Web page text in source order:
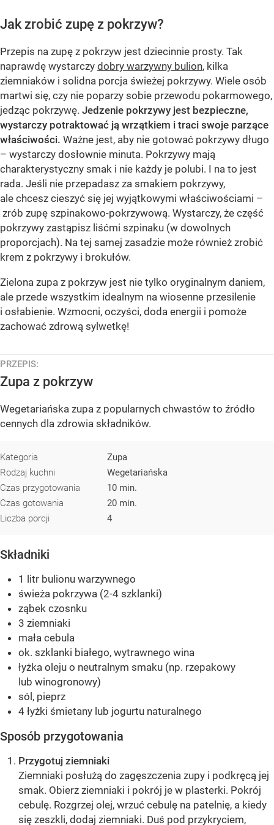
Jak zrobić zupę z pokrzyw?
Przepis na zupę z pokrzyw jest dziecinnie prosty. Tak
naprawdę wystarczy dobry warzywny bulion, kilka
ziemniaków i solidna porcja świeżej pokrzywy. Wiele osób
martwi się, czy nie poparzy sobie przewodu pokarmowego,
jedząc pokrzywę. Jedzenie pokrzywy jest bezpieczne,
wystarczy potraktować ją wrzątkiem i traci swoje parzące
właściwości. Ważne jest, aby nie gotować pokrzywy długo
– wystarczy dosłownie minuta. Pokrzywy mają
charakterystyczny smak i nie każdy je polubi. I na to jest
rada. Jeśli nie przepadasz za smakiem pokrzywy,
ale chcesz cieszyć się jej wyjątkowymi właściwościami –
zrób zupę szpinakowo-pokrzywową. Wystarczy, że część
pokrzywy zastąpisz liśćmi szpinaku (w dowolnych
proporcjach). Na tej samej zasadzie może również zrobić
krem z pokrzywy i brokułów.
Zielona zupa z pokrzyw jest nie tylko oryginalnym daniem,
ale przede wszystkim idealnym na wiosenne przesilenie
i osłabienie. Wzmocni, oczyści, doda energii i pomoże
zachować zdrową sylwetkę!
PRZEPIS:
Zupa z pokrzyw
Wegetariańska zupa z popularnych chwastów to źródło
cennych dla zdrowia składników.
Kategoria
Zupa
Rodzaj kuchni
Wegetariańska
Czas przygotowania
10 min.
Czas gotowania
20 min.
Liczba porcji
4
Składniki
1 litr bulionu warzywnego
świeża pokrzywa (2-4 szklanki)
ząbek czosnku
3 ziemniaki
mała cebula
ok. szklanki białego, wytrawnego wina
łyżka oleju o neutralnym smaku (np. rzepakowy
lub winogronowy)
sól, pieprz
4 łyżki śmietany lub jogurtu naturalnego
Sposób przygotowania
Przygotuj ziemniaki
Ziemniaki posłużą do zagęszczenia zupy i podkręcą jej
smak. Obierz ziemniaki i pokrój je w plasterki. Pokrój
cebulę. Rozgrzej olej, wrzuć cebulę na patelnię, a kiedy
się zeszkli, dodaj ziemniaki. Duś pod przykryciem,